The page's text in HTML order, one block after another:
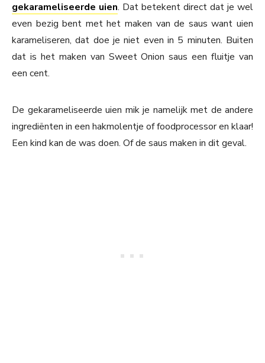
gekarameliseerde uien. Dat betekent direct dat je wel
even bezig bent met het maken van de saus want uien
karameliseren, dat doe je niet even in 5 minuten. Buiten
dat is het maken van Sweet Onion saus een fluitje van
een cent.
De gekarameliseerde uien mik je namelijk met de andere
ingrediënten in een hakmolentje of foodprocessor en klaar!
Een kind kan de was doen. Of de saus maken in dit geval.